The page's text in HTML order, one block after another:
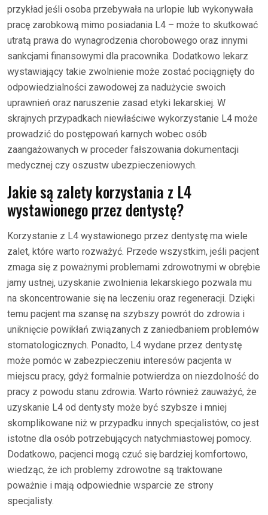
przykład jeśli osoba przebywała na urlopie lub wykonywała
pracę zarobkową mimo posiadania L4 – może to skutkować
utratą prawa do wynagrodzenia chorobowego oraz innymi
sankcjami finansowymi dla pracownika. Dodatkowo lekarz
wystawiający takie zwolnienie może zostać pociągnięty do
odpowiedzialności zawodowej za nadużycie swoich
uprawnień oraz naruszenie zasad etyki lekarskiej. W
skrajnych przypadkach niewłaściwe wykorzystanie L4 może
prowadzić do postępowań karnych wobec osób
zaangażowanych w proceder fałszowania dokumentacji
medycznej czy oszustw ubezpieczeniowych.
Jakie są zalety korzystania z L4
wystawionego przez dentystę?
Korzystanie z L4 wystawionego przez dentystę ma wiele
zalet, które warto rozważyć. Przede wszystkim, jeśli pacjent
zmaga się z poważnymi problemami zdrowotnymi w obrębie
jamy ustnej, uzyskanie zwolnienia lekarskiego pozwala mu
na skoncentrowanie się na leczeniu oraz regeneracji. Dzięki
temu pacjent ma szansę na szybszy powrót do zdrowia i
uniknięcie powikłań związanych z zaniedbaniem problemów
stomatologicznych. Ponadto, L4 wydane przez dentystę
może pomóc w zabezpieczeniu interesów pacjenta w
miejscu pracy, gdyż formalnie potwierdza on niezdolność do
pracy z powodu stanu zdrowia. Warto również zauważyć, że
uzyskanie L4 od dentysty może być szybsze i mniej
skomplikowane niż w przypadku innych specjalistów, co jest
istotne dla osób potrzebujących natychmiastowej pomocy.
Dodatkowo, pacjenci mogą czuć się bardziej komfortowo,
wiedząc, że ich problemy zdrowotne są traktowane
poważnie i mają odpowiednie wsparcie ze strony
specjalisty.